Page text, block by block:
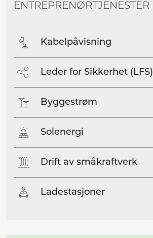
ENTREPRENØRTJENESTER
Kabelpåvisning
Leder for Sikkerhet (LFS)
Byggestrøm
Solenergi
Drift av småkraftverk
Ladestasjoner